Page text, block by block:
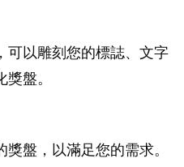
可以雕刻您的標誌、文字
盤。
盤，以滿足您的需求。